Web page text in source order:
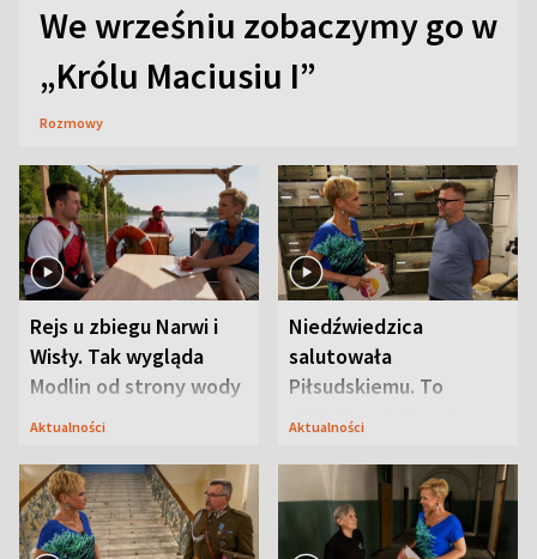
We wrześniu zobaczymy go w
„Królu Maciusiu I”
Rozmowy
Rejs u zbiegu Narwi i
Wisły. Tak wygląda
Modlin od strony wody
Aktualności
Niedźwiedzica
salutowała
Piłsudskiemu. To
niejedyna tajemnica
Aktualności